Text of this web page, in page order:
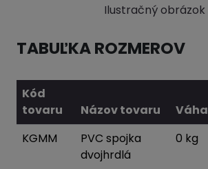
Ilustračný obrázok
TABUĽKA ROZMEROV
Kód
tovaru
Názov tovaru
Váha
KGMM
PVC spojka
dvojhrdlá
0 kg